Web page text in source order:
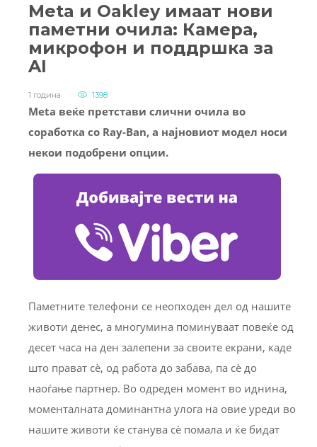
Meta и Oakley имаат нови
паметни очила: Камера,
микрофон и поддршка за
AI
1 година 1398
Meta веќе претстави слични очила во
соработка со Ray-Ban, а најновиот модел носи
некои подобрени опции.
Паметните телефони се неопходен дел од нашите
животи денес, а многумина поминуваат повеќе од
десет часа на ден залепени за своите екрани, каде
што прават сè, од работа до забава, па сè до
наоѓање партнер. Во одреден момент во иднина,
моменталната доминантна улога на овие уреди во
нашите животи ќе станува сè помала и ќе бидат